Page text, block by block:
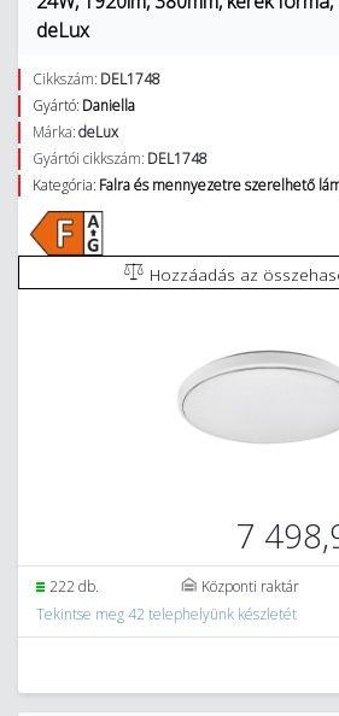
deLux
Cikkszám: DEL1748
Gyártó: Daniella
Márka:deLux
Gyártói cikkszám: DEL1748
Kategória: Falra és mennyezetre szerelhető
Hozzáadás az
7
222 db. Központi raktár
Tekintse meg 42 telephelyünk készletét